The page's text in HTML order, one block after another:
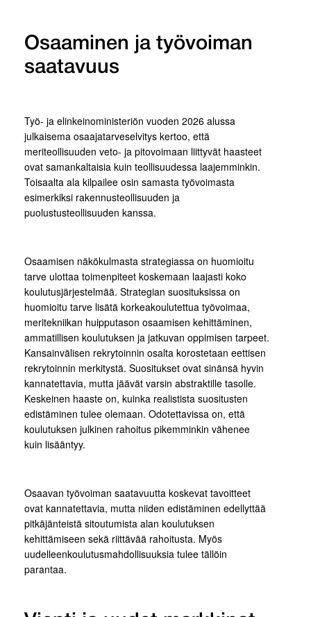
Osaaminen ja työvoiman
saatavuus
Työ- ja elinkeinoministeriön vuoden 2026 alussa
julkaisema osaajatarveselvitys kertoo, että
meriteollisuuden veto- ja pitovoimaan liittyvät haasteet
ovat samankaltaisia kuin teollisuudessa laajemminkin.
Toisaalta ala kilpailee osin samasta työvoimasta
esimerkiksi rakennusteollisuuden ja
puolustusteollisuuden kanssa.
Osaamisen näkökulmasta strategiassa on huomioitu
tarve ulottaa toimenpiteet koskemaan laajasti koko
koulutusjärjestelmää. Strategian suosituksissa on
huomioitu tarve lisätä korkeakoulutettua työvoimaa,
meritekniikan huipputason osaamisen kehittäminen,
ammatillisen koulutuksen ja jatkuvan oppimisen tarpeet.
Kansainvälisen rekrytoinnin osalta korostetaan eettisen
rekrytoinnin merkitystä. Suositukset ovat sinänsä hyvin
kannatettavia, mutta jäävät varsin abstraktille tasolle.
Keskeinen haaste on, kuinka realistista suositusten
edistäminen tulee olemaan. Odotettavissa on, että
koulutuksen julkinen rahoitus pikemminkin vähenee
kuin lisääntyy.
Osaavan työvoiman saatavuutta koskevat tavoitteet
ovat kannatettavia, mutta niiden edistäminen edellyttää
pitkäjänteistä sitoutumista alan koulutuksen
kehittämiseen sekä riittävää rahoitusta. Myös
uudelleenkoulutusmahdollisuuksia tulee tällöin
parantaa.